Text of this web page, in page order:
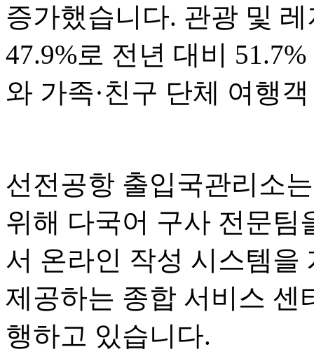
증가했습니다. 관광 및
47.9%로 전년 대비
와 가족·친구 단체 여행
선전공항 출입국관리소
위해 다국어 구사 전문팀
서 온라인 작성 시스템을
제공하는 종합 서비스 센
행하고 있습니다.